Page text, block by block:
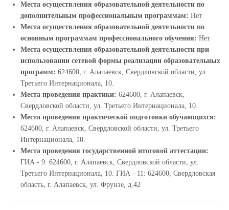
Места осуществления образовательной деятельности по
дополнительным профессиональным программам: Нет
Места осуществления образовательной деятельности по
основным программам профессионального обучения: Нет
Места осуществления образовательной деятельности при
использовании сетевой формы реализации образовательных
программ: 624600, г. Алапаевск, Свердловской области, ул.
Третьего Интернационала, 10.
Места проведения практики: 624600, г. Алапаевск,
Свердловской области, ул. Третьего Интернационала, 10.
Места проведения практической подготовки обучающихся:
624600, г. Алапаевск, Свердловской области, ул. Третьего
Интернационала, 10.
Места проведения государственной итоговой аттестации:
ГИА - 9: 624600, г. Алапаевск, Свердловской области, ул.
Третьего Интернационала, 10. ГИА - 11: 624600, Свердловская
область, г. Алапаевск, ул. Фрунзе, д.42